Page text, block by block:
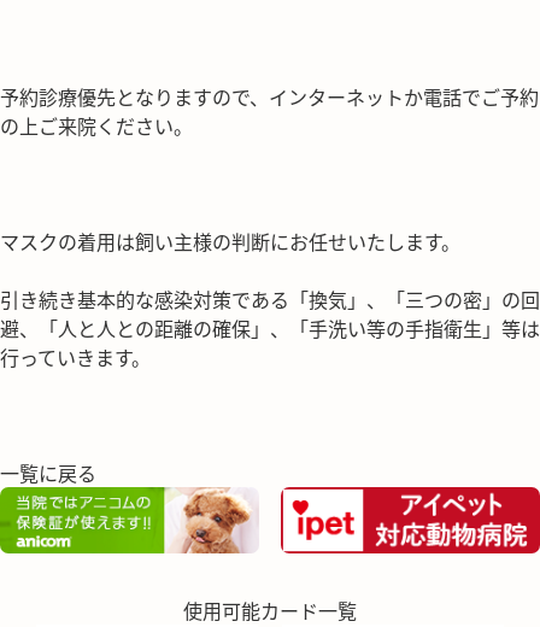
予約診療優先となりますので、インターネットか電話でご予約
の上ご来院ください。
マスクの着用は飼い主様の判断にお任せいたします。
引き続き基本的な感染対策である「換気」、「三つの密」の回
避、「人と人との距離の確保」、「手洗い等の手指衛生」等は
行っていきます。
一覧に戻る
使用可能カード一覧